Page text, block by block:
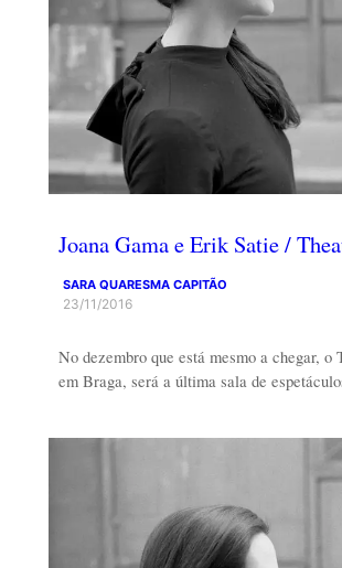
Joana Gama e Erik Satie /
SARA QUARESMA CAPITÃO
23/11/2016
No dezembro que está mesmo a chegar, o
em Braga, será a última sala de